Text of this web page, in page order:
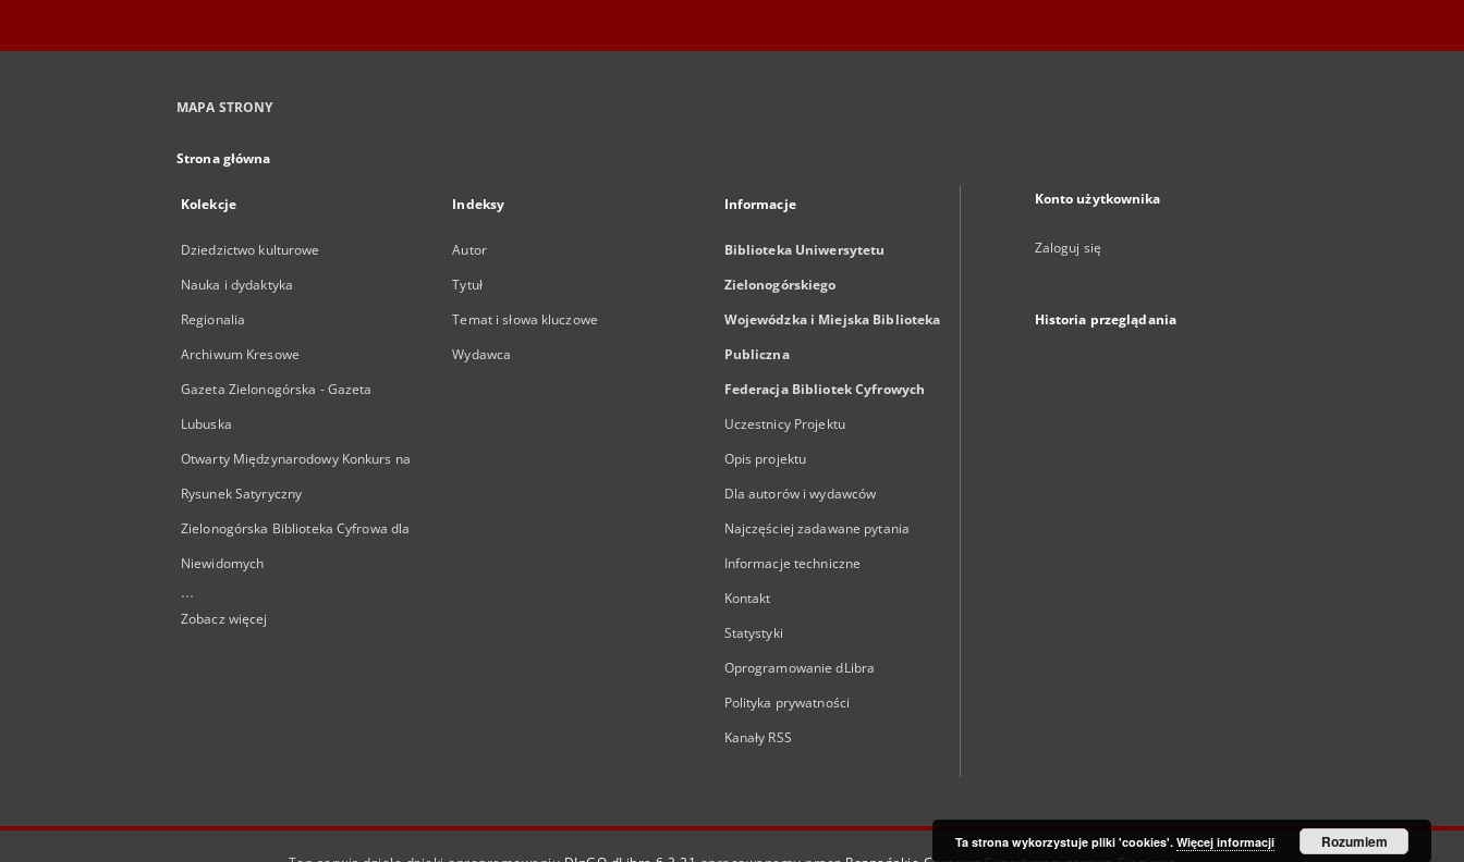
MAPA STRONY
Strona główna
Kolekcje
Dziedzictwo kulturowe
Nauka i dydaktyka
Regionalia
Archiwum Kresowe
Gazeta Zielonogórska - Gazeta
Lubuska
Otwarty Międzynarodowy Konkurs na
Rysunek Satyryczny
Zielonogórska Biblioteka Cyfrowa dla
Niewidomych
...
Zobacz więcej
Indeksy
Autor
Tytuł
Temat i słowa kluczowe
Wydawca
Informacje
Biblioteka Uniwersytetu
Zielonogórskiego
Wojewódzka i Miejska Biblioteka
Publiczna
Federacja Bibliotek Cyfrowych
Uczestnicy Projektu
Opis projektu
Dla autorów i wydawców
Najczęściej zadawane pytania
Informacje techniczne
Kontakt
Statystyki
Oprogramowanie dLibra
Polityka prywatności
Kanały RSS
Konto użytkownika
Zaloguj się
Historia przeglądania
Ta strona wykorzystuje pliki 'cookies'. Więcej informacji Rozumiem